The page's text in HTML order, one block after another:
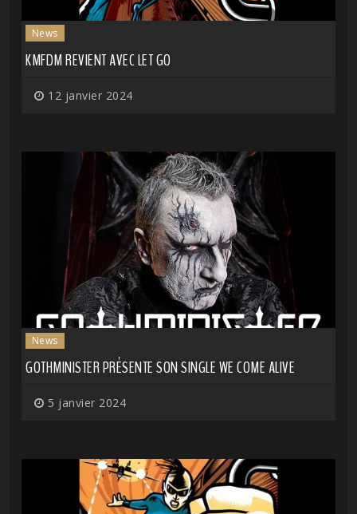
News
KMFDM REVIENT AVEC LET GO
12 janvier 2024
News
GOTHMINISTER PRÉSENTE SON SINGLE WE COME ALIVE
5 janvier 2024